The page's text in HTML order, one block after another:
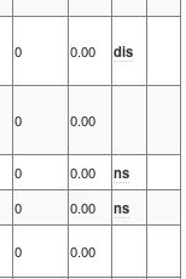
0 0.00 dis
0 0.00
0 0.00
ns
0 0.00
ns
0
0.00